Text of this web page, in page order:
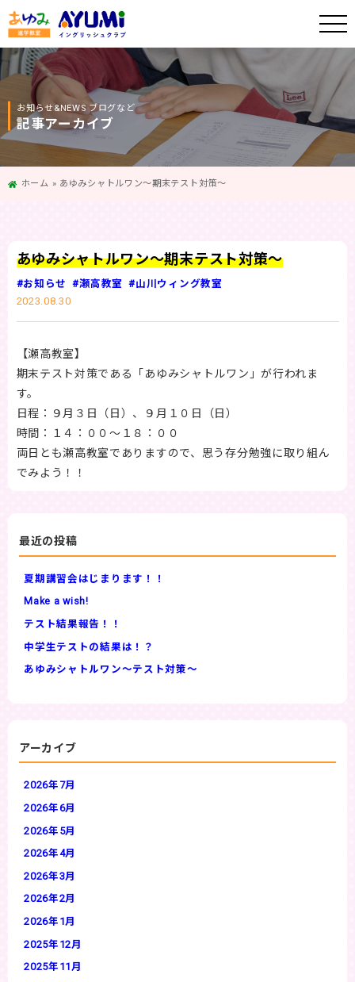
お知らせ&NEWS ブログなど
記事アーカイブ
ホーム » あゆみシャトルワン～期末テスト対策～
あゆみシャトルワン～期末テスト対策～
#お知らせ #瀬高教室
#山川ウィング教室
2023.08.30
【瀬高教室】
期末テスト対策である「あゆみシャトルワン」が行われま
す。
日程：９月３日（日）、９月１０日（日）
時間：１４：００～１８：００
両日とも瀬高教室でありますので、思う存分勉強に取り組ん
でみよう！！
最近の投稿
夏期講習会はじまります！！
Make a wish!
テスト結果報告！！
中学生テストの結果は！？
あゆみシャトルワン～テスト対策～
アーカイブ
2026年7月
2026年6月
2026年5月
2026年4月
2026年3月
2026年2月
2026年1月
2025年12月
2025年11月